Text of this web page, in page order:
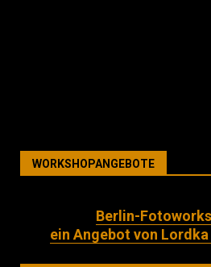
WORKSHOPANGEBOTE
Berlin-
ein Angebot von